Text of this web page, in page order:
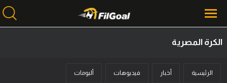
الكرة المصرية
الرئيسية أخبار فيديوهات ألبومات